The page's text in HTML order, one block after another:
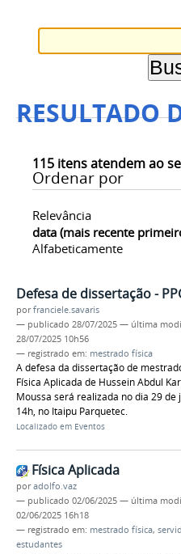
RESULTADO
115 itens atendem ao
Ordenar por
Relevância
data (mais recente
Alfabeticamente
Defesa de dissertação -
porfranciele.savaris
— publicado 28/07/2025 — última
28/07/2025 10h56
— registrado em: mestrado física
A defesa da dissertação de
Física Aplicada de Hussein Abdul
Moussa será realizada no dia 29 de
14h, no Itaipu Parquetec.
Localizado em Eventos
Física Aplicada
poradolfo.vaz
— publicado 02/06/2025 — última
02/06/2025 16h18
— registrado em: mestrado física,
estudantes